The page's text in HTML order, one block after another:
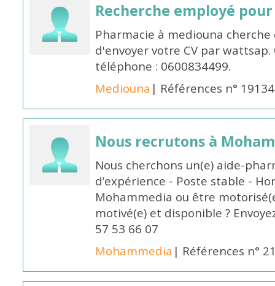
Recherche employé
Pharmacie à mediouna
d'envoyer votre CV par
téléphone : 0600834499.
Mediouna | Références n° 19134
Nous recrutons à
Nous cherchons un(e) aide-
d’expérience - Poste stable -
Mohammedia ou être
motivé(e) et disponible ?
57 53 66 07
Mohammedia | Références n°